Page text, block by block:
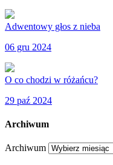
Adwentowy głos z nieba
06 gru 2024
O co chodzi w różańcu?
29 paź 2024
Archiwum
Archiwum